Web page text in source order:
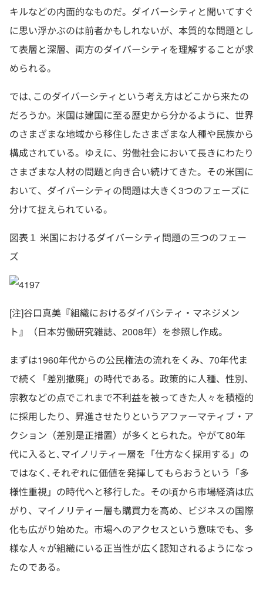
キルなどの内面的なものだ。ダイバーシティと聞いてすぐ
に思い浮かぶのは前者かもしれないが、本質的な問題とし
て表層と深層、両方のダイバーシティを理解することが求
められる。
では､このダイバーシティという考え方はどこから来たの
だろうか。米国は建国に至る歴史から分かるように、世界
のさまざまな地域から移住したさまざまな人種や民族から
構成されている。ゆえに、労働社会において長きにわたり
さまざまな人材の問題と向き合い続けてきた。その米国に
おいて、ダイバーシティの問題は大きく3つのフェーズに
分けて捉えられている。
図表１ 米国におけるダイバーシティ問題の三つのフェー
ズ
[注]谷口真美『組織におけるダイバシティ・マネジメン
ト』（日本労働研究雑誌、2008年）を参照し作成。
まずは1960年代からの公民権法の流れをくみ、70年代ま
で続く「差別撤廃」の時代である。政策的に人種、性別、
宗教などの点でこれまで不利益を被ってきた人々を積極的
に採用したり、昇進させたりというアファーマティブ・ア
クション（差別是正措置）が多くとられた。やがて80年
代に入ると､マイノリティー層を「仕方なく採用する」の
ではなく､それぞれに価値を発揮してもらおうという「多
様性重視」の時代へと移行した。その頃から市場経済は広
がり、マイノリティー層も購買力を高め、ビジネスの国際
化も広がり始めた。市場へのアクセスという意味でも、多
様な人々が組織にいる正当性が広く認知されるようになっ
たのである。